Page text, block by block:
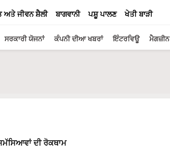
ਅਤੇ ਜੀਵਨ ਸ਼ੈਲੀ ਬਾਗਵਾਨੀ ਪਸ਼ੂ ਪਾਲਣ ਖੇਤੀ ਬਾੜੀ
ਸਰਕਾਰੀ ਯੋਜਨਾਂ ਕੰਪਨੀ ਦੀਆ ਖਬਰਾਂ ਇੰਟਰਵਿਊ ਮੈਗਜ਼ੀਨ
ਦੀ ਰੋਕਥਾਮ